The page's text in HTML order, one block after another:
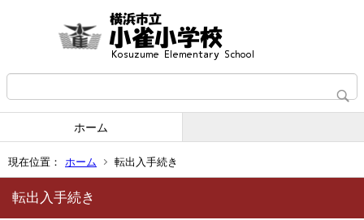
ホーム
現在位置： ホーム 転出入手続き
転出入手続き